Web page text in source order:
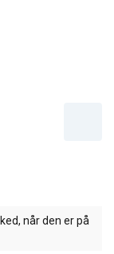
når den er på